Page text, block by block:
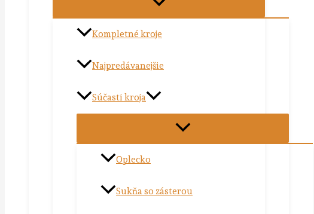
Kompletné kroje
Najpredávanejšie
Súčasti kroja
Oplecko
Sukňa so zásterou